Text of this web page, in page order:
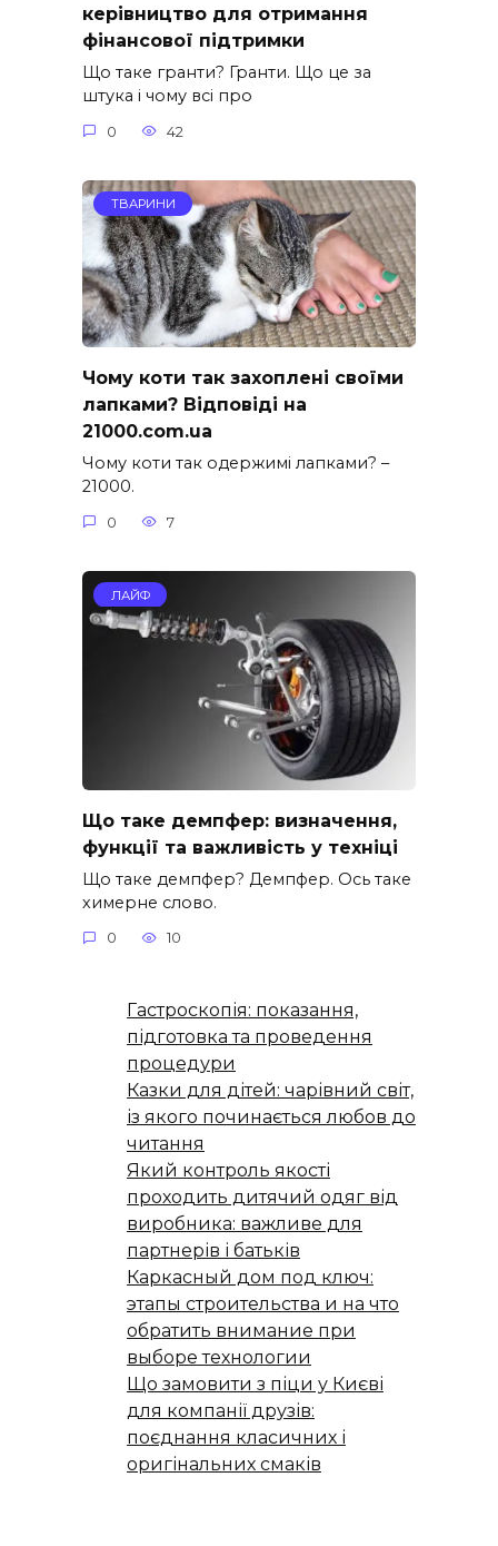
керівництво для отримання
фінансової підтримки
Що таке гранти? Гранти. Що це за
штука і чому всі про
0 42
ТВАРИНИ
Чому коти так захоплені своїми
лапками? Відповіді на
21000.com.ua
Чому коти так одержимі лапками? –
21000.
0 7
ЛАЙФ
Що таке демпфер: визначення,
функції та важливість у техніці
Що таке демпфер? Демпфер. Ось таке
химерне слово.
0 10
Гастроскопія: показання,
підготовка та проведення
процедури
Казки для дітей: чарівний світ,
із якого починається любов до
читання
Який контроль якості
проходить дитячий одяг від
виробника: важливе для
партнерів і батьків
Каркасный дом под ключ:
этапы строительства и на что
обратить внимание при
выборе технологии
Що замовити з піци у Києві
для компанії друзів:
поєднання класичних і
оригінальних смаків